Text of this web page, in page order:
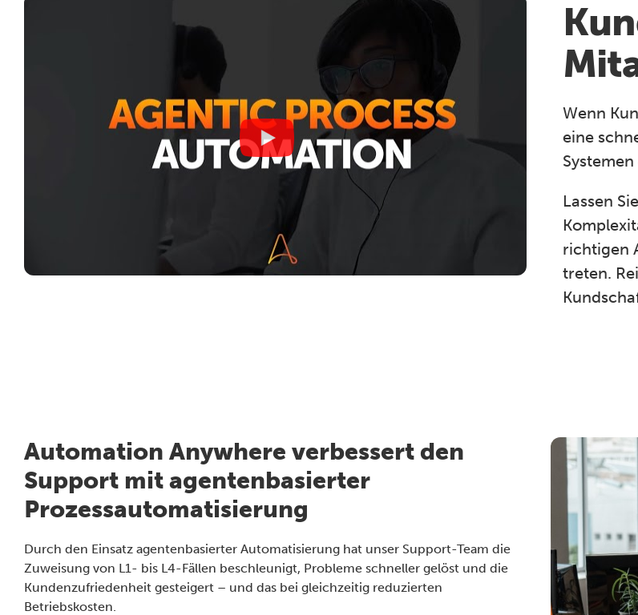
Wenn
eine
Lassen
richtigen
treten.
Automation Anywhere verbessert den
Support mit agentenbasierter
Prozessautomatisierung
Durch den Einsatz agentenbasierter Automatisierung hat unser Support-Team die
Zuweisung von L1- bis L4-Fällen beschleunigt, Probleme schneller gelöst und die
Kundenzufriedenheit gesteigert – und das bei gleichzeitig reduzierten
Betriebskosten.